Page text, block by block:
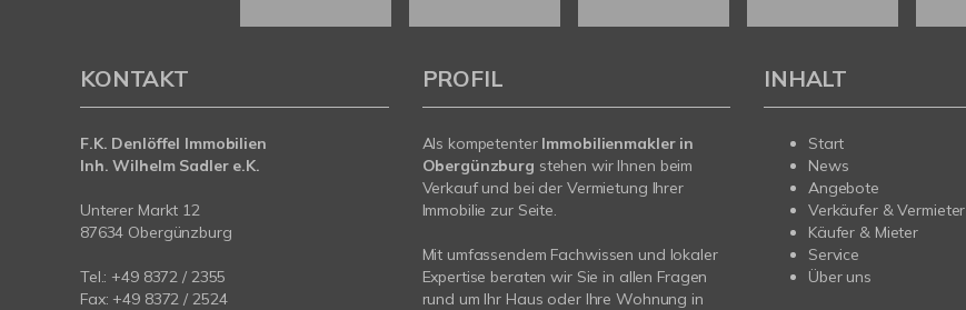
KONTAKT
F.K. Denlöffel Immobilien
Inh. Wilhelm Sadler e.K.
Unterer Markt 12
87634 Obergünzburg
Tel.: +49 8372 / 2355
Fax: +49 8372 / 2524
PROFIL
Als kompetenter Immobilienmakler in
Obergünzburg stehen wir Ihnen beim
Verkauf und bei der Vermietung Ihrer
Immobilie zur Seite.
Mit umfassendem Fachwissen und lokaler
Expertise beraten wir Sie in allen Fragen
rund um Ihr Haus oder Ihre Wohnung in
INHALT
Start
News
Angebote
Verkäufer & Vermieter
Käufer & Mieter
Service
Über uns